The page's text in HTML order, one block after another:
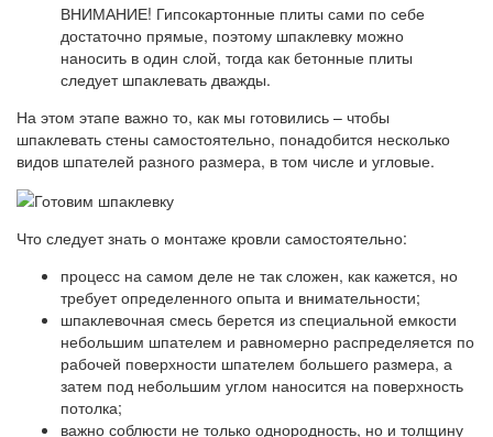
ВНИМАНИЕ! Гипсокартонные плиты сами по себе
достаточно прямые, поэтому шпаклевку можно
наносить в один слой, тогда как бетонные плиты
следует шпаклевать дважды.
На этом этапе важно то, как мы готовились – чтобы
шпаклевать стены самостоятельно, понадобится несколько
видов шпателей разного размера, в том числе и угловые.
Что следует знать о монтаже кровли самостоятельно:
процесс на самом деле не так сложен, как кажется, но
требует определенного опыта и внимательности;
шпаклевочная смесь берется из специальной емкости
небольшим шпателем и равномерно распределяется по
рабочей поверхности шпателем большего размера, а
затем под небольшим углом наносится на поверхность
потолка;
важно соблюсти не только однородность, но и толщину